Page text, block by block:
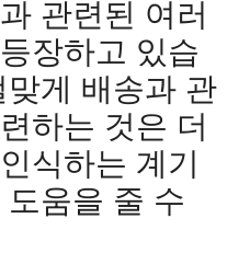
관련된 여러
장하고 있습
게 배송과 관
하는 것은 더
식하는 계기
움을 줄 수